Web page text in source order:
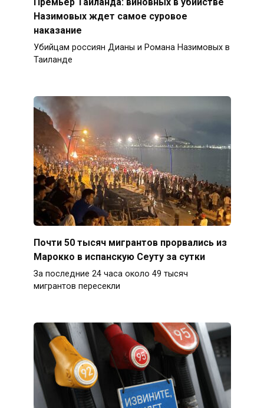
Назимовых ждет самое суровое
наказание
Убийцам россиян Дианы и Романа Назимовых в
Таиланде
Почти 50 тысяч мигрантов прорвались из
Марокко в испанскую Сеуту за сутки
За последние 24 часа около 49 тысяч
мигрантов пересекли